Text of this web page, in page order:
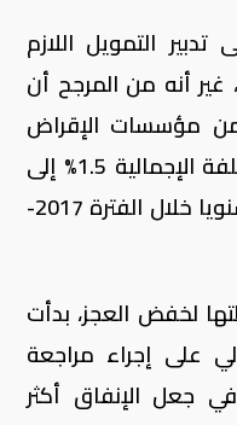
التمويل اللازم
غير أنه من المرجح أن
مؤسسات الإقراض
المتخصصة، ويرجح أن تبلغ التكلفة الإجمالية 1.5% إلى
2% من إجمالي الناتج المحلي سنويا خلال الفترة 2017-
لخفض العجز، بدأت
على إجراء مراجعة
جعل الإنفاق أكثر